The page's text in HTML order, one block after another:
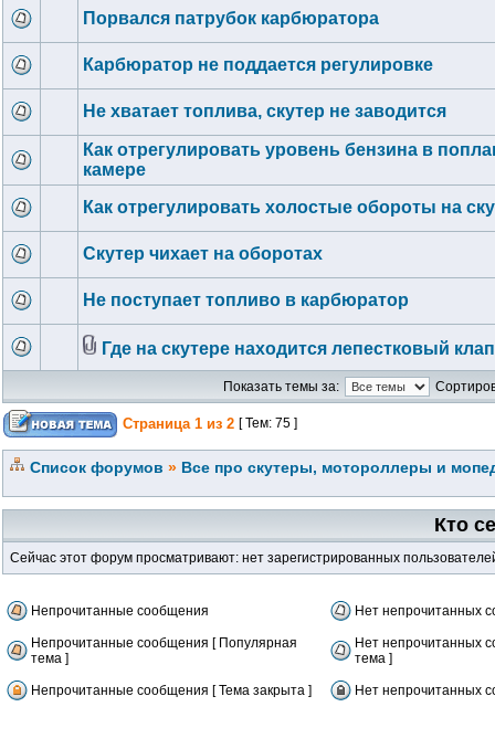
Порвался патрубок карбюратора
Карбюратор не поддается регулировке
Не хватает топлива, скутер не заводится
Как отрегулировать уровень бензина в
камере
Как отрегулировать холостые обороты на
Скутер чихает на оборотах
Не поступает топливо в карбюратор
Где на скутере находится лепестковый
Показать темы за:
Страница 1 из 2 [ Тем: 75 ]
Список форумов » Все про скутеры, мотороллеры и
Кто
Сейчас этот форум просматривают: нет зарегистрированных
Непрочитанные сообщения Нет непрочитанных
Непрочитанные сообщения [ Популярная
тема ]
Нет непрочитанных
тема ]
Непрочитанные сообщения [ Тема закрыта ] Нет непрочитанных